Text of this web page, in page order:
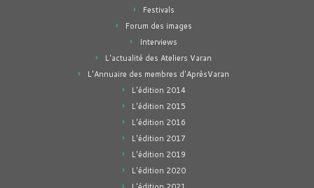
Festivals
Forum des images
Interviews
L'actualité des Ateliers Varan
L'Annuaire des membres d'AprèsVaran
L'édition 2014
L'édition 2015
L'édition 2016
L'édition 2017
L'édition 2019
L'édition 2020